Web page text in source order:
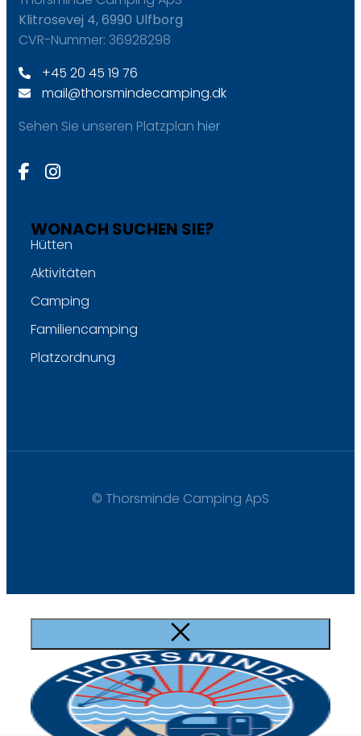
Klitrosevej 4, 6990 Ulfborg
CVR-Nummer: 36928298
+45 20 45 19 76
mail@thorsmindecamping.dk
Sehen Sie unseren Platzplan hier
WONACH SUCHEN SIE?
Hütten
Aktivitäten
Camping
Familiencamping
Platzordnung
© Thorsminde Camping ApS